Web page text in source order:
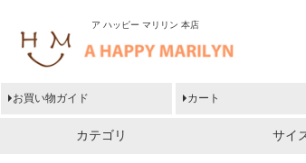
ア ハッピー マリリン 本店
お買い物ガイド カート
カテゴリ サイ